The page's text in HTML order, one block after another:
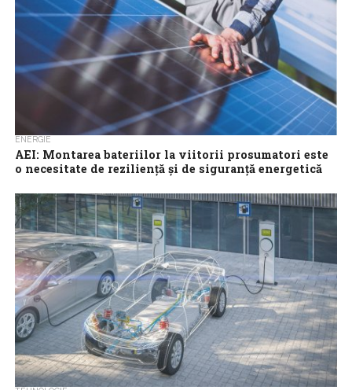
ENERGIE
AEI: Montarea bateriilor la viitorii prosumatori este
o necesitate de rezilienţă şi de siguranţă energetică
necesitate de rezilienţă şi de siguranţă energetică, atrage atenţia
Dumitru Chisăliţă, preşedintele Asociaţiei Energia Inteligentă...